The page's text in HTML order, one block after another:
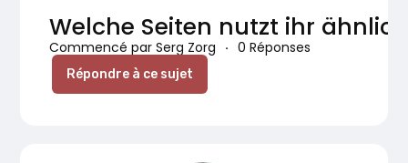
Welche Seiten nutzt ihr
Commencé par Serg Zorg · 0 Réponses
Répondre à ce sujet